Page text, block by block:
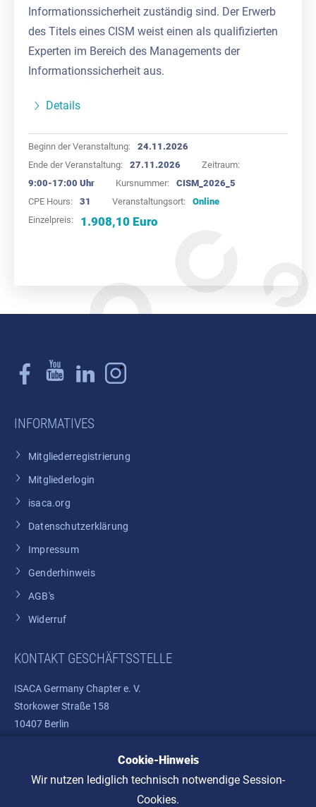
Informationssicherheit zuständig sind. Der Erwerb
des Titels eines CISM weist einen als qualifizierten
Experten im Bereich des Managements der
Informationssicherheit aus.
Details
Beginn der Veranstaltung:
24.11.2026
Ende der Veranstaltung:
27.11.2026
Zeitraum:
9:00-17:00 Uhr
Kursnummer:
CISM_2026_5
CPE Hours:
31 Veranstaltungsort:
Online
Einzelpreis:
1.908,10 Euro
INFORMATIVES
Mitgliederregistrierung
Mitgliederlogin
isaca.org
Datenschutzerklärung
Impressum
Genderhinweis
AGB's
Widerruf
KONTAKT GESCHÄFTSSTELLE
ISACA Germany Chapter e. V.
Storkower Straße 158
10407 Berlin
Telefon: +49 30 37580810
E-Mail:info@isaca.de
Cookie-Hinweis
Wir nutzen lediglich technisch notwendige Session-
Cookies.